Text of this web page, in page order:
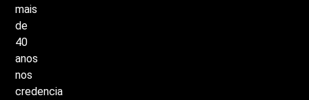
mais
de
40
anos
nos
credencia